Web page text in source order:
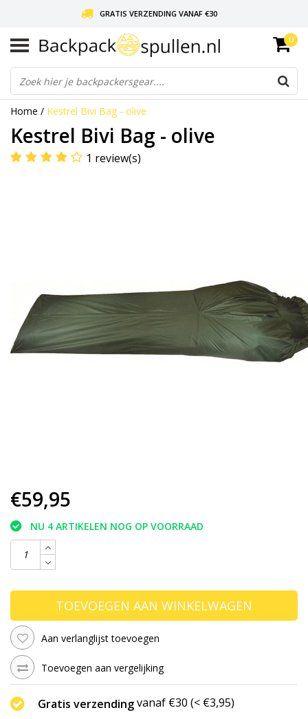
GRATIS VERZENDING VANAF €30
LIEFDE VOOR BACKPACKEN!
30 DAGEN GRATIS RETOUR
0
Home / Kestrel Bivi Bag - olive
Kestrel Bivi Bag - olive
1 review(s)
€59,95
NU 4 ARTIKELEN NOG OP VOORRAAD
TOEVOEGEN AAN WINKELWAGEN
Aan verlanglijst toevoegen
Toevoegen aan vergelijking
Gratis verzendingvanaf €30 (< €3,95)